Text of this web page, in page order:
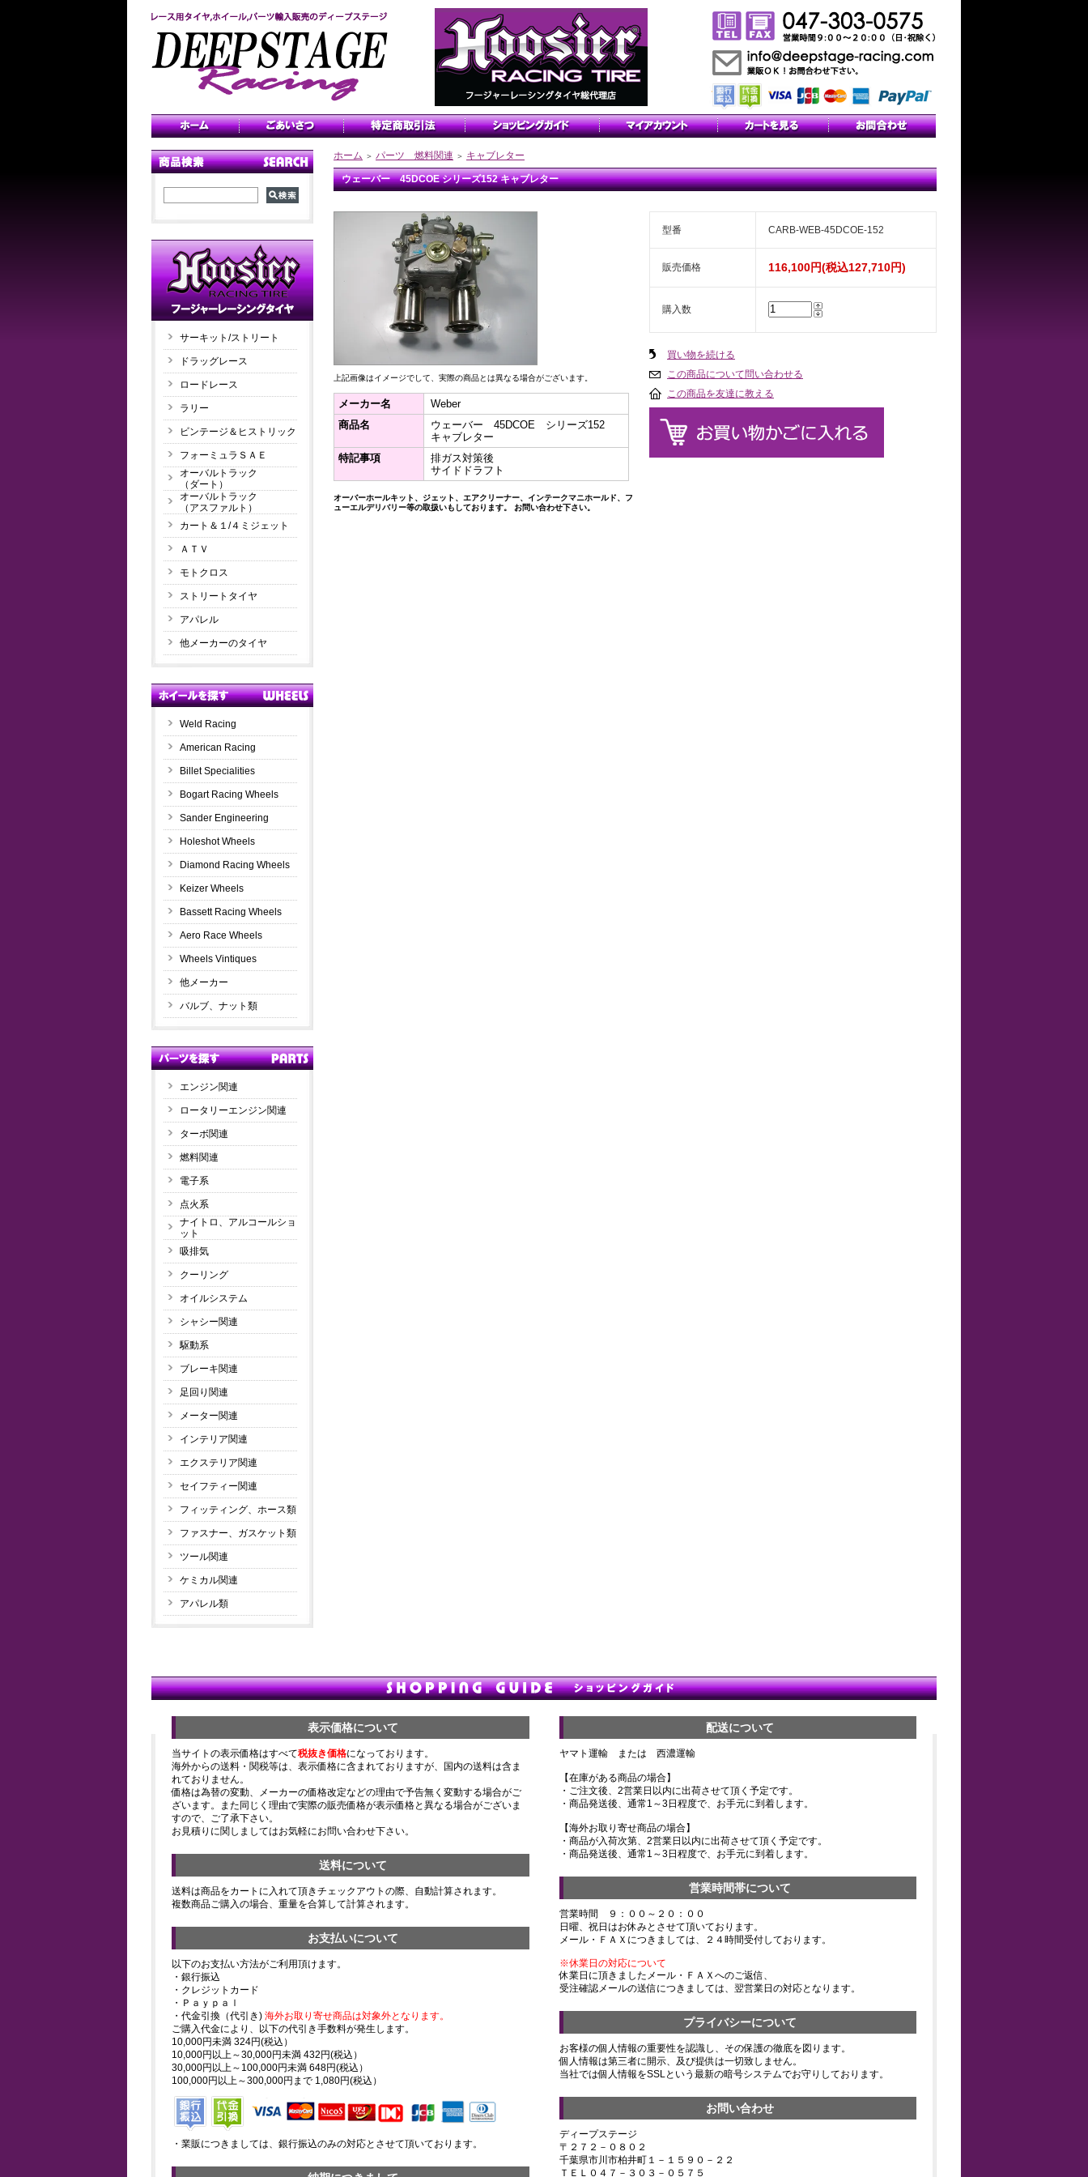
サーキット/ストリート
ドラッグレース
ロードレース
ラリー
ビンテージ＆ヒストリック
フォーミュラＳＡＥ
オーバルトラック
（ダート）
オーバルトラック
（アスファルト）
カート＆１/４ミジェット
ＡＴＶ
モトクロス
ストリートタイヤ
アパレル
他メーカーのタイヤ
Weld Racing
American Racing
Billet Specialities
Bogart Racing Wheels
Sander Engineering
Holeshot Wheels
Diamond Racing Wheels
Keizer Wheels
Bassett Racing Wheels
Aero Race Wheels
Wheels Vintiques
他メーカー
バルブ、ナット類
エンジン関連
ロータリーエンジン関連
ターボ関連
燃料関連
電子系
点火系
ナイトロ、アルコールショ
ット
吸排気
クーリング
オイルシステム
シャシー関連
駆動系
ブレーキ関連
足回り関連
メーター関連
インテリア関連
エクステリア関連
セイフティー関連
フィッティング、ホース類
ファスナー、ガスケット類
ツール関連
ケミカル関連
アパレル類
ホーム ＞ パーツ 燃料関連 ＞ キャブレター
ウェーバー 45DCOE シリーズ152 キャブレター
上記画像はイメージでして、実際の商品とは異なる場合がございます。
メーカー名
Weber
商品名
ウェーバー 45DCOE シリーズ152
キャブレター
特記事項
排ガス対策後
サイドドラフト
オーバーホールキット、ジェット、エアクリーナー、インテークマニホールド、フ
ューエルデリバリー等の取扱いもしております。 お問い合わせ下さい。
型番 CARB-WEB-45DCOE-152
販売価格 116,100円(税込127,710円)
購入数
買い物を続ける
この商品について問い合わせる
この商品を友達に教える
表示価格について
当サイトの表示価格はすべて税抜き価格になっております。
海外からの送料・関税等は、表示価格に含まれておりますが、国内の送料は含ま
れておりません。
価格は為替の変動、メーカーの価格改定などの理由で予告無く変動する場合がご
ざいます。また同じく理由で実際の販売価格が表示価格と異なる場合がございま
すので、ご了承下さい。
お見積りに関しましてはお気軽にお問い合わせ下さい。
送料について
送料は商品をカートに入れて頂きチェックアウトの際、自動計算されます。
複数商品ご購入の場合、重量を合算して計算されます。
お支払いについて
以下のお支払い方法がご利用頂けます。
・銀行振込
・クレジットカード
・Ｐａｙｐａｌ
・代金引換（代引き) 海外お取り寄せ商品は対象外となります。
ご購入代金により、以下の代引き手数料が発生します。
10,000円未満 324円(税込）
10,000円以上～30,000円未満 432円(税込）
30,000円以上～100,000円未満 648円(税込）
100,000円以上～300,000円まで 1,080円(税込）
・業販につきましては、銀行振込のみの対応とさせて頂いております。
配送について
ヤマト運輸 または 西濃運輸
【在庫がある商品の場合】
・ご注文後、2営業日以内に出荷させて頂く予定です。
・商品発送後、通常1～3日程度で、お手元に到着します。
【海外お取り寄せ商品の場合】
・商品が入荷次第、2営業日以内に出荷させて頂く予定です。
・商品発送後、通常1～3日程度で、お手元に到着します。
営業時間帯について
営業時間 ９：００～２０：００
日曜、祝日はお休みとさせて頂いております。
メール・ＦＡＸにつきましては、２４時間受付しております。
※休業日の対応について
休業日に頂きましたメール・ＦＡＸへのご返信、
受注確認メールの送信につきましては、翌営業日の対応となります。
プライバシーについて
お客様の個人情報の重要性を認識し、その保護の徹底を図ります。
個人情報は第三者に開示、及び提供は一切致しません。
当社では個人情報をSSLという最新の暗号システムでお守りしております。
お問い合わせ
ディープステージ
〒２７２－０８０２
千葉県市川市柏井町１－１５９０－２２
ＴＥＬ０４７－３０３－０５７５